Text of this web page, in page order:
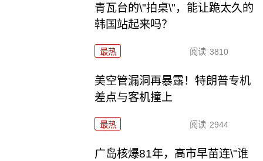
青瓦台的\"拍桌\"，能让跪太久的
韩国站起来吗？
最热 阅读 3810
美空管漏洞再暴露！特朗普专机
差点与客机撞上
最热 阅读 2944
广岛核爆81年，高市早苗连\"谁